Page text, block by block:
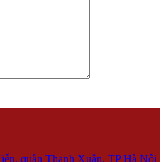
quận Thanh Xuân, TP Hà Nội